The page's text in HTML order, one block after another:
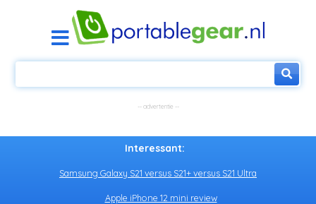
Interessant:
Samsung Galaxy S21 versus S21+ versus S21 Ultra
Apple iPhone 12 mini review